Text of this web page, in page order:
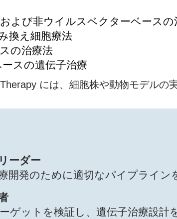
よび非ウイルスベクターベースの
換え細胞療法​
の治療法​
ースの遺伝子治療​
には、細胞株や動物モデルの
ーダー
開発のために適切なパイプライン
ゲットを検証し、遺伝子治療設計を